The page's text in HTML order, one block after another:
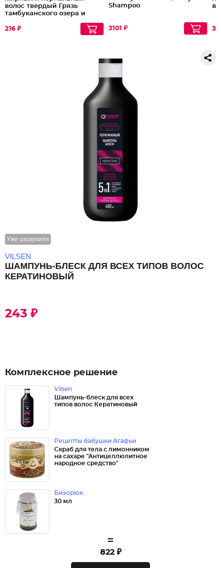
волос твердый Грязь
тамбуканского озера и
216 ₽
Shampoo
3101 ₽
Уже раскупили
VILSEN
ШАМПУНЬ-БЛЕСК ДЛЯ ВСЕХ ТИПОВ ВОЛОС
КЕРАТИНОВЫЙ
243 ₽
Комплексное решение
Vilsen
Шампунь-блеск для всех
типов волос Кератиновый
Рецепты бабушки Агафьи
Скраб для тела с лимонником
на сахаре "Антицеллюлитное
народное средство"
Бизорюк
30 мл
=
822 ₽